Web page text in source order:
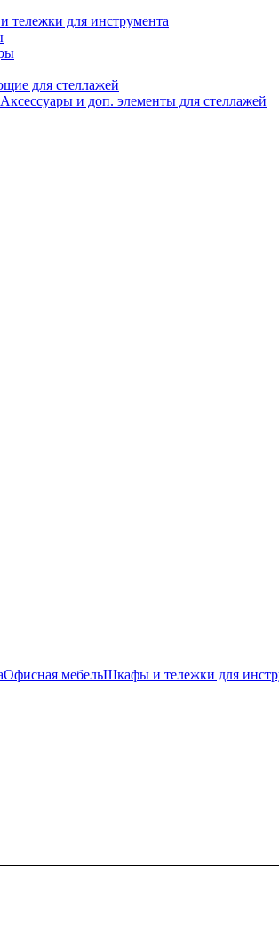
тележки для инструмента
для стеллажей
Аксессуары и доп. элементы для стеллажей
Офисная мебельШкафы и тележки для